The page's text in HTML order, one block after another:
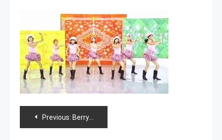
Navegación
Previous: Berryz Koubou y Mari Yaguchi en opening de «Eiga Futari wa Precure Max Heart 2 the Movie»